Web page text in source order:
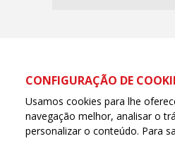
CONFIGURAÇÃO DE
Usamos cookies para lhe
navegação melhor, analisar o
personalizar o conteúdo. Para